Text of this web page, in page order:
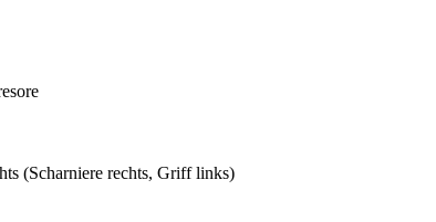
(Scharniere rechts, Griff links)